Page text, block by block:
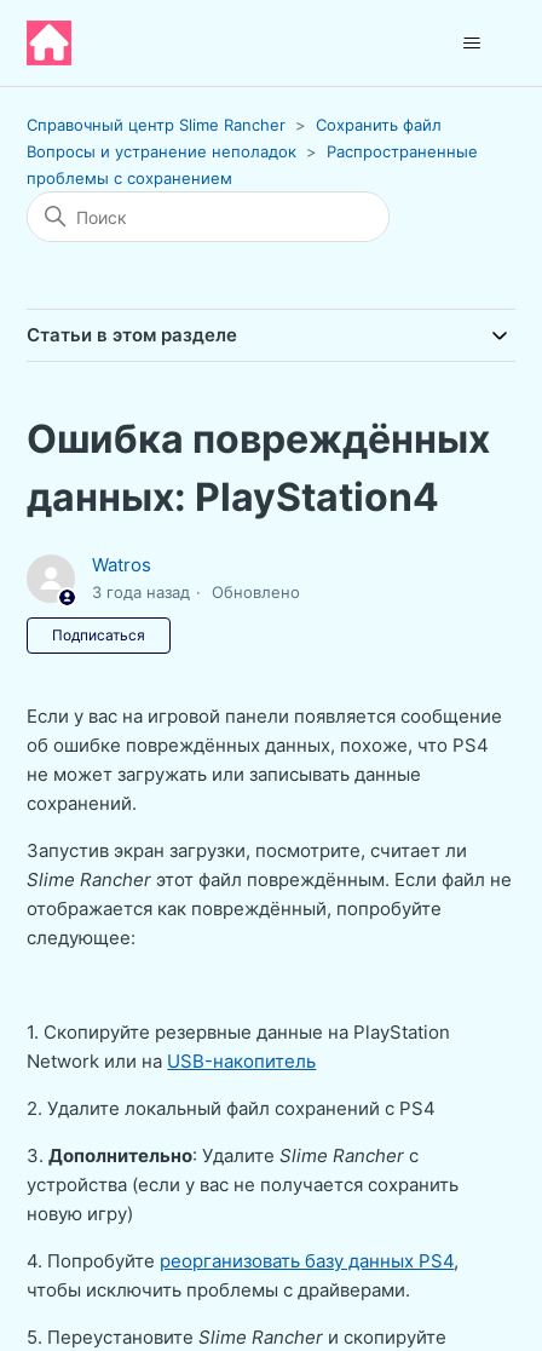
Справочный центр Slime Rancher
Сохранить файл
Вопросы и устранение неполадок
Распространенные
проблемы с сохранением
Статьи в этом разделе
Ошибка повреждённых
данных: PlayStation4
Watros
3 года назад Обновлено
Подписаться
Если у вас на игровой панели появляется сообщение
об ошибке повреждённых данных, похоже, что PS4
не может загружать или записывать данные
сохранений.
Запустив экран загрузки, посмотрите, считает ли
Slime Rancher этот файл повреждённым. Если файл не
отображается как повреждённый, попробуйте
следующее:
1. Скопируйте резервные данные на PlayStation
Network или на USB-накопитель
2. Удалите локальный файл сохранений с PS4
3.Дополнительно: УдалитеSlime Rancher с
устройства (если у вас не получается сохранить
новую игру)
4. Попробуйте реорганизовать базу данных PS4,
чтобы исключить проблемы с драйверами.
5. ПереустановитеSlime Rancher и скопируйте